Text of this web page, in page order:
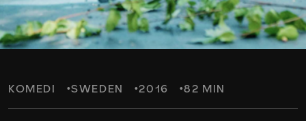
KOMEDI SWEDEN 2016 82 MIN